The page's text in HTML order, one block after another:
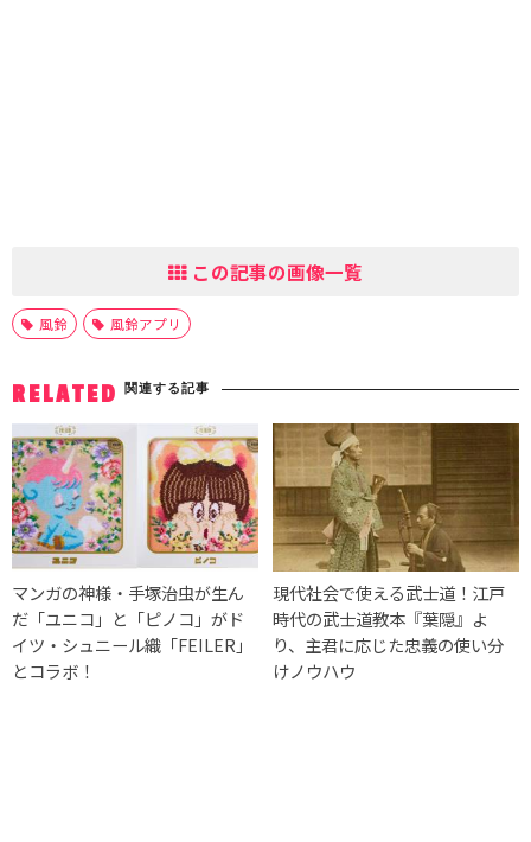
この記事の画像一覧
風鈴 風鈴アプリ
RELATED 関連する記事
マンガの神様・手塚治虫が生ん
だ「ユニコ」と「ピノコ」がド
イツ・シュニール織「FEILER」
とコラボ！
現代社会で使える武士道！江戸
時代の武士道教本『葉隠』よ
り、主君に応じた忠義の使い分
けノウハウ